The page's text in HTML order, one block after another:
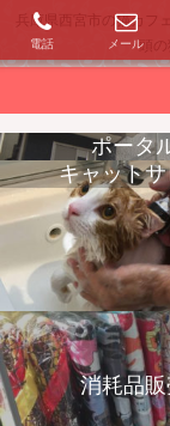
兵庫県西宮市の猫カ
頭
ポータ
キャット
消耗品
電話 メール